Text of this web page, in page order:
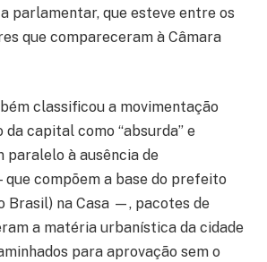
a parlamentar, que esteve entre os
que compareceram à Câmara
classificou a movimentação
capital como “absurda” e
paralelo à ausência de
compõem a base do prefeito
Brasil) na Casa —, pacotes de
a matéria urbanística da cidade
para aprovação sem o